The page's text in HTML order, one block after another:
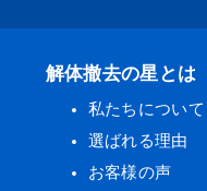
解体撤去の星とは
私たちについて
選ばれる理由
お客様の声